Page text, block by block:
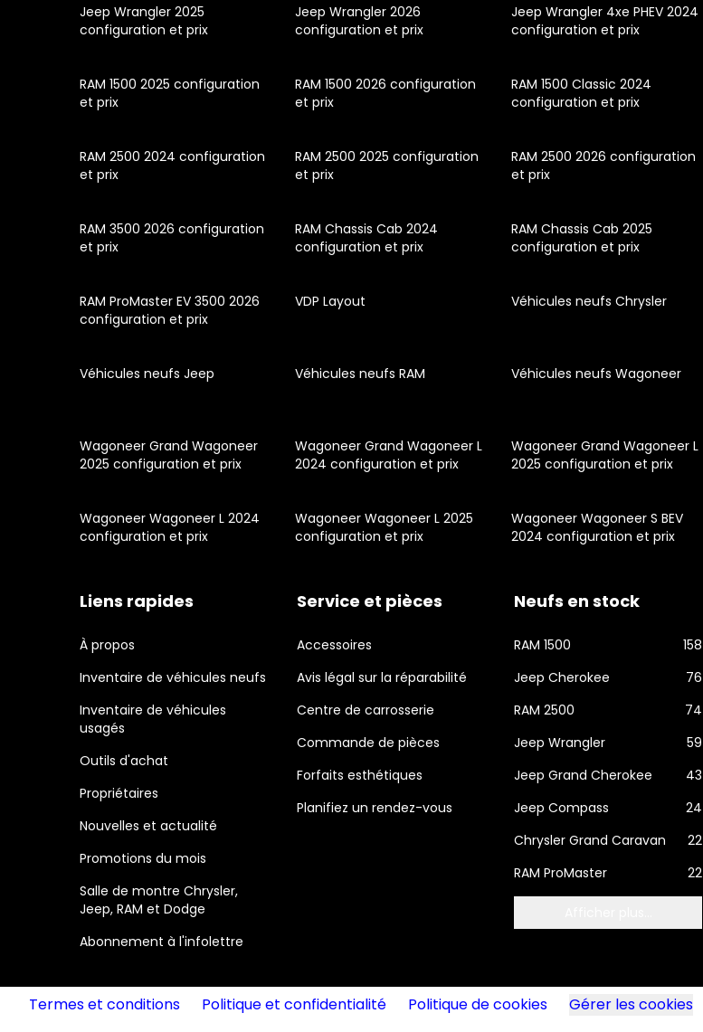
Jeep Wrangler 2025
configuration et prix
Jeep Wrangler 2026
configuration et prix
Jeep Wrangler 4xe PHEV 2024
configuration et prix
RAM 1500 2025 configuration
et prix
RAM 1500 2026 configuration
et prix
RAM 1500 Classic 2024
configuration et prix
RAM 2500 2024 configuration
et prix
RAM 2500 2025 configuration
et prix
RAM 2500 2026 configuration
et prix
RAM 3500 2026 configuration
et prix
RAM Chassis Cab 2024
configuration et prix
RAM Chassis Cab 2025
configuration et prix
RAM ProMaster EV 3500 2026
configuration et prix
VDP Layout Véhicules neufs Chrysler
Véhicules neufs Jeep Véhicules neufs RAM Véhicules neufs Wagoneer
Wagoneer Grand Wagoneer
2025 configuration et prix
Wagoneer Grand Wagoneer L
2024 configuration et prix
Wagoneer Grand Wagoneer L
2025 configuration et prix
Wagoneer Wagoneer L 2024
configuration et prix
Wagoneer Wagoneer L 2025
configuration et prix
Wagoneer Wagoneer S BEV
2024 configuration et prix
Liens rapides
À propos
Inventaire de véhicules neufs
Inventaire de véhicules
usagés
Outils d'achat
Propriétaires
Nouvelles et actualité
Promotions du mois
Salle de montre Chrysler,
Jeep, RAM et Dodge
Abonnement à l'infolettre
Service et pièces
Accessoires
Avis légal sur la réparabilité
Centre de carrosserie
Commande de pièces
Forfaits esthétiques
Planifiez un rendez-vous
Neufs en stock
RAM 1500
158
Jeep Cherokee
76
RAM 2500
74
Jeep Wrangler
59
Jeep Grand Cherokee
43
Jeep Compass
24
Chrysler Grand Caravan
22
RAM ProMaster
22
Termes et conditions Politique et confidentialité Politique de cookies Gérer les cookies